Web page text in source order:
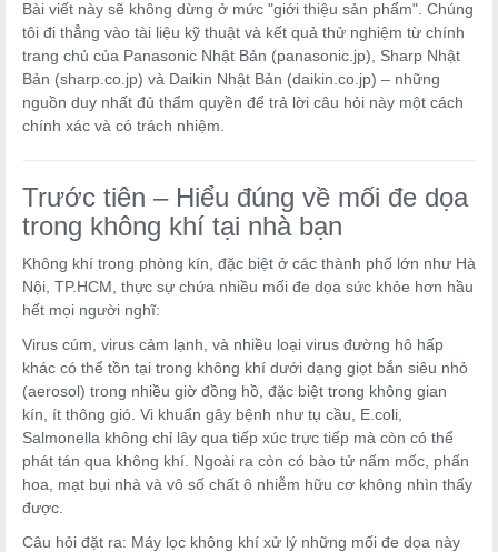
Bài viết này sẽ không dừng ở mức "giới thiệu sản phẩm". Chúng
tôi đi thẳng vào tài liệu kỹ thuật và kết quả thử nghiệm từ chính
trang chủ của Panasonic Nhật Bản (panasonic.jp), Sharp Nhật
Bản (sharp.co.jp) và Daikin Nhật Bản (daikin.co.jp) – những
nguồn duy nhất đủ thẩm quyền để trả lời câu hỏi này một cách
chính xác và có trách nhiệm.
Trước tiên – Hiểu đúng về mối đe dọa
trong không khí tại nhà bạn
Không khí trong phòng kín, đặc biệt ở các thành phố lớn như Hà
Nội, TP.HCM, thực sự chứa nhiều mối đe dọa sức khỏe hơn hầu
hết mọi người nghĩ:
Virus cúm, virus cảm lạnh, và nhiều loại virus đường hô hấp
khác có thể tồn tại trong không khí dưới dạng giọt bắn siêu nhỏ
(aerosol) trong nhiều giờ đồng hồ, đặc biệt trong không gian
kín, ít thông gió. Vi khuẩn gây bệnh như tụ cầu, E.coli,
Salmonella không chỉ lây qua tiếp xúc trực tiếp mà còn có thể
phát tán qua không khí. Ngoài ra còn có bào tử nấm mốc, phấn
hoa, mạt bụi nhà và vô số chất ô nhiễm hữu cơ không nhìn thấy
được.
Câu hỏi đặt ra: Máy lọc không khí xử lý những mối đe dọa này